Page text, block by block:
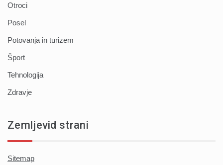
Otroci
Posel
Potovanja in turizem
Šport
Tehnologija
Zdravje
Zemljevid strani
Sitemap